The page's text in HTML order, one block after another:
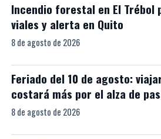
Incendio forestal en El Trébol
viales y alerta en Quito
8 de agosto de 2026
Feriado del 10 de agosto:
costará más por el alza de
8 de agosto de 2026